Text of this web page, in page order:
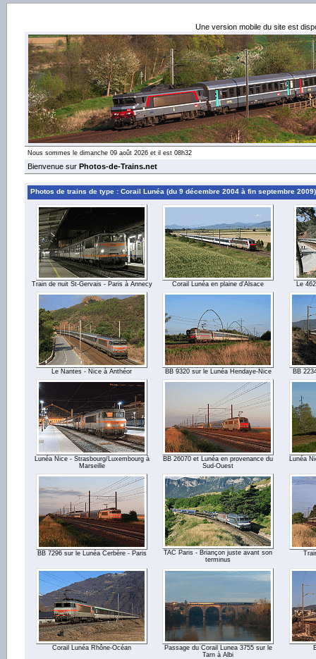
Une version mobile du site est
Nous sommes le dimanche 09 août 2026 et il est 08h32
Bienvenue sur Photos-de-Trains.net
Photos de trains de type : Corail Lunéa (du 9 décembre 2004 à fin septembre 2009)
Train de nuit St-Gervais - Paris à Annecy Corail Lunéa en plaine d'Alsace Le
Le Nantes - Nice à Anthéor BB 9320 sur le Lunéa Hendaye-Nice BB
Lunéa Nice - Strasbourg/Luxembourg à
Marseille
BB 26070 et Lunéa en provenance du
Sud-Ouest
Lunéa
BB 7296 sur le Lunéa Cerbère - Paris
TAC Paris - Briançon juste avant son
terminus
Corail Lunéa Rhône-Océan
Passage du Corail Lunea 3755 sur le
Tarn à Albi